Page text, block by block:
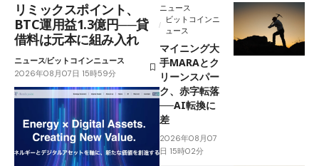
リミックスポイント、
BTC運用益1.3億円──貸
借料は元本に組み入れ
ニュースビットコインニュース
2026年08月07日 15時59分
ニュース
ビットコインニ
ュース
マイニング大
手MARAとク
リーンスパー
ク、赤字転落
──AI転換に
差
2026年08月07
日 15時02分